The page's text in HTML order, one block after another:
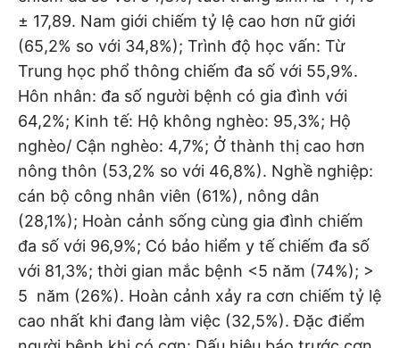
± 17,89. Nam giới chiếm tỷ lệ cao hơn nữ giới
(65,2% so với 34,8%); Trình độ học vấn: Từ
Trung học phổ thông chiếm đa số với 55,9%.
Hôn nhân: đa số người bệnh có gia đình với
64,2%; Kinh tế: Hộ không nghèo: 95,3%; Hộ
nghèo/ Cận nghèo: 4,7%; Ở thành thị cao hơn
nông thôn (53,2% so với 46,8%). Nghề nghiệp:
cán bộ công nhân viên (61%), nông dân
(28,1%); Hoàn cảnh sống cùng gia đình chiếm
đa số với 96,9%; Có bảo hiểm y tế chiếm đa số
với 81,3%; thời gian mắc bệnh <5 năm (74%); >
5 năm (26%). Hoàn cảnh xảy ra cơn chiếm tỷ lệ
cao nhất khi đang làm việc (32,5%). Đặc điểm